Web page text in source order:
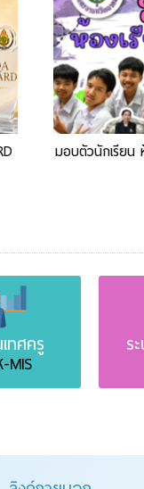
มอบตัวนักเรียน
มอบตัวนักเรี
รู ระบบ